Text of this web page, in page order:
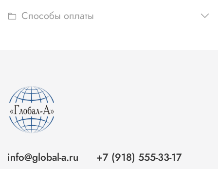
Способы оплаты
info@global-a.ru +7 (918) 555-33-17